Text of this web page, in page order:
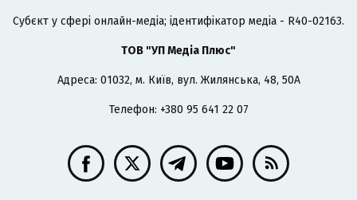
Cубєкт у сфері онлайн-медіа; ідентифікатор медіа - R40-02163.
ТОВ "УП Медіа Плюс"
Адреса: 01032, м. Київ, вул. Жилянська, 48, 50А
Телефон: +380 95 641 22 07